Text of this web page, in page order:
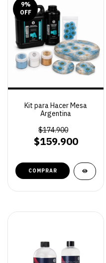
9%
OFF
Kit para Hacer Mesa
Argentina
$174.900
$159.900